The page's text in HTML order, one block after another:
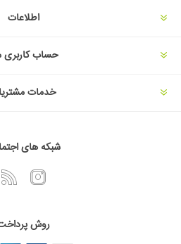
اطلاعات
حساب
خدمات
شبکه های
روش